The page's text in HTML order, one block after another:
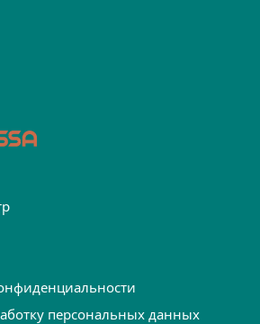
персональных данных